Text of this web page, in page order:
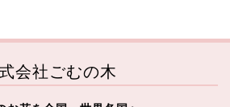
会社ごむの木